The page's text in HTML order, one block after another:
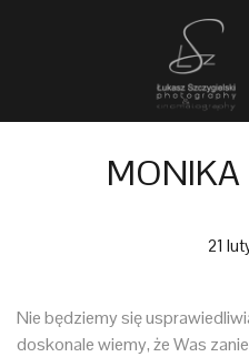
MONIKA
21
Nie będziemy się
doskonale wiemy, że Was